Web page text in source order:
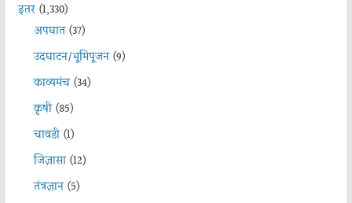
इतर(1,330)
अपघात(37)
उदघाटन/भूमिपूजन(9)
काव्यमंच(34)
कृषी(85)
चावडी(1)
जिज्ञासा(12)
तंत्रज्ञान(5)